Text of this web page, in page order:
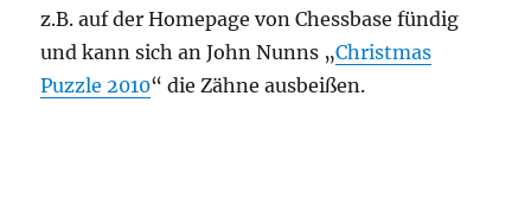
z.B. auf der Homepage von Chessbase fündig
und kann sich an John Nunns „Christmas
Puzzle 2010“ die Zähne ausbeißen.